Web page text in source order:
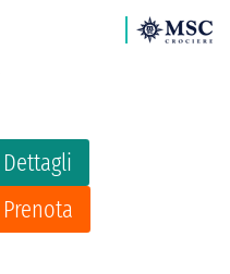
Dettagli
Prenota